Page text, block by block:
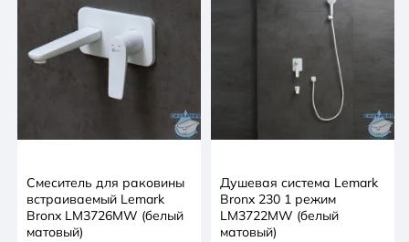
Смеситель для раковины
встраиваемый Lemark
Bronx LM3726MW (белый
матовый)
Душевая система Lemark
Bronx 230 1 режим
LM3722MW (белый
матовый)